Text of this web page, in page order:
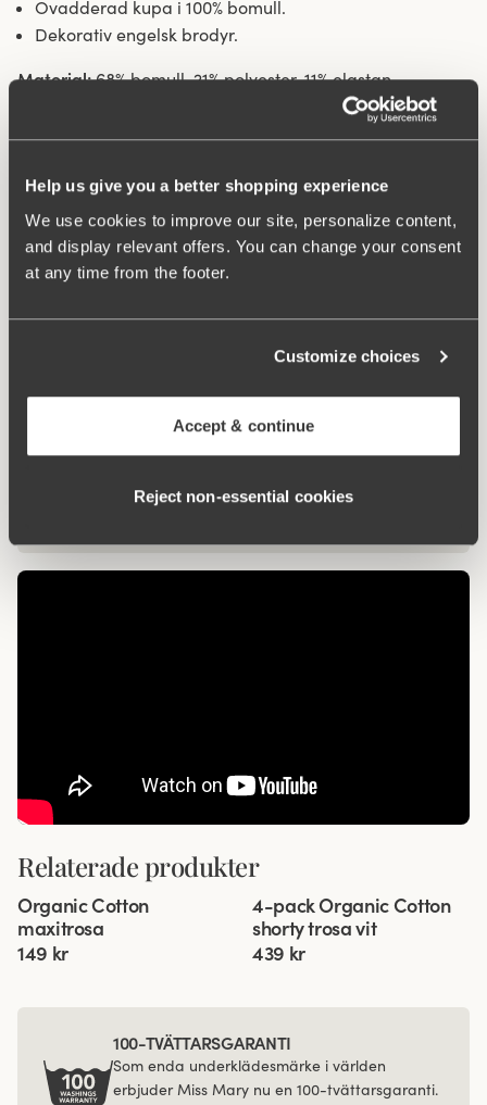
Help us give you a better shopping experience
We use cookies to improve our site, personalize content,
and display relevant offers. You can change your consent
at any time from the footer.
Customize choices
Accept & continue
Reject non‑essential cookies
Ovadderad kupa i 100% bomull.
Dekorativ engelsk brodyr.
Material: 68% bomull, 21% polyester, 11% elastan
höjden. D-E 75-90: 7 på höjden. D-E 95-105: 8 på
höjden. F-G 75-90: 8 på höjden. F-G 95-105: 9 på
höjden.
Vad gör den så bekväm?
Multiway axelband
Relaterade produkter
4 för 3
Organic Cotton
maxitrosa
149 kr
4-pack Organic Cotton
shorty trosa vit
439 kr
100-TVÄTTARSGARANTI
Som enda underklädesmärke i världen
erbjuder Miss Mary nu en 100-tvättarsgaranti.